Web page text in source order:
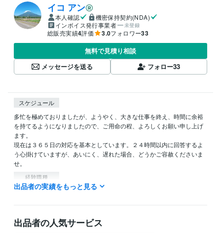
イコ アン
本人確認
機密保持契約(NDA)
インボイス発行事業者
未登録
総販売実績4評価 3.0フォロワー33
無料で見積り相談
メッセージを送る
フォロー33
スケジュール
多忙を極めておりましたが、ようやく、大きな仕事を終え、時間に余裕
を持てるようになりましたので、ご用命の程、よろしくお願い申し上げ
ます。
現在は３６５日の対応を基本としています。２４時間以内に回答するよ
う心掛けていますが、あいにく、遅れた場合、どうかご容赦くださいま
せ。
経験職種
クリエイター / ライター・編集 経験年数 : 3年
管理 / 総務 経験年数 : 14年
事務・ビジネスサポート / 事務（一般事務）
ライフスタイル・その他 / 公務員
出品者の実績をもっと見る
出品者の人気サービス